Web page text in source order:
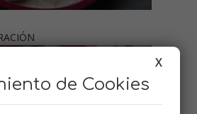
X
de Cookies